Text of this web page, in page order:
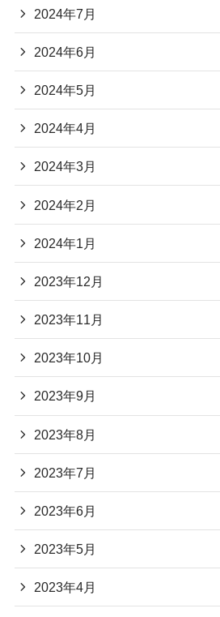
2024年7月
2024年6月
2024年5月
2024年4月
2024年3月
2024年2月
2024年1月
2023年12月
2023年11月
2023年10月
2023年9月
2023年8月
2023年7月
2023年6月
2023年5月
2023年4月